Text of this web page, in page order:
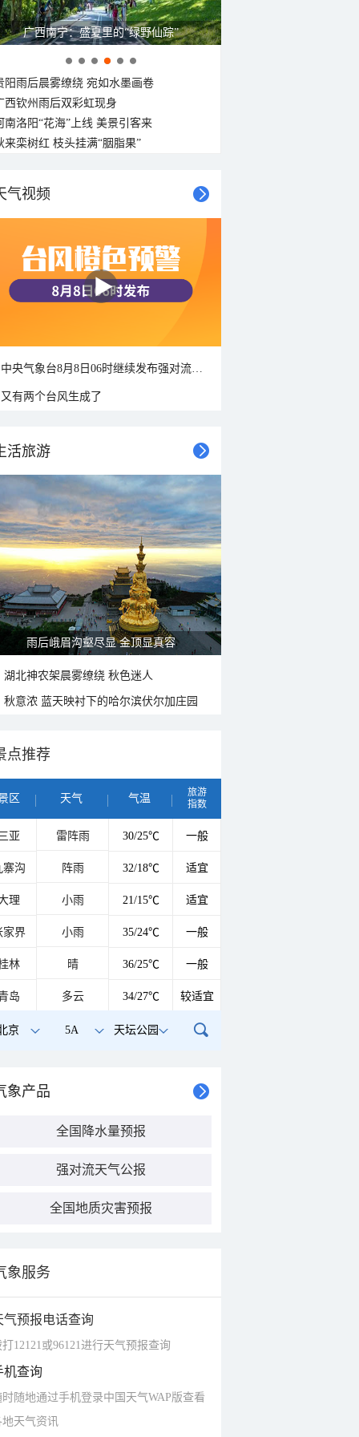
广西南宁：盛夏里的“绿野仙踪”
阳雨后晨雾缭绕 宛如水墨画卷
西钦州雨后双彩虹现身
南洛阳“花海”上线 美景引客来
来栾树红 枝头挂满“胭脂果”
气视频
又有两个台风生成了
活旅游
雨后峨眉沟壑尽显 金顶显真容
湖北神农架晨雾缭绕 秋色迷人
秋意浓 蓝天映衬下的哈尔滨伏尔加庄园
点推荐
区 天气 气温
旅游
指数
亚 雷阵雨 30/25℃ 一般
寨沟 阵雨 32/18℃ 适宜
理 小雨 21/15℃ 适宜
家界 小雨 35/24℃ 一般
林 晴 36/25℃ 一般
岛 多云 34/27℃ 较适宜
京 5A 天坛公园
象产品
全国降水量预报
强对流天气公报
全国地质灾害预报
象服务
气预报电话查询
打12121或96121进行天气预报查询
机查询
时随地通过手机登录中国天气WAP版查看
地天气资讯